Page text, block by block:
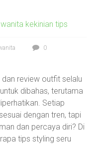
wanita kekinian tips
0
dan review outfit selalu
dibahas, terutama
Setiap
dengan tren, tapi
dan percaya diri? Di
tips styling seru